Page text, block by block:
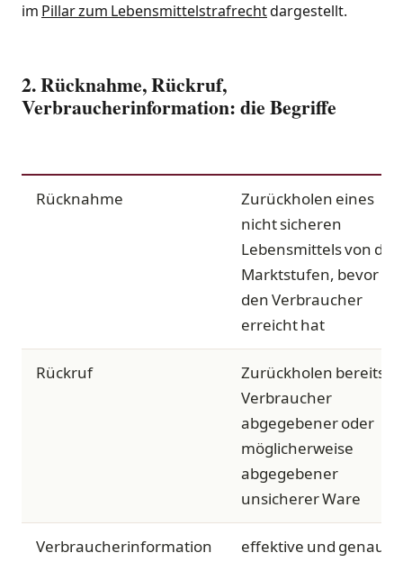
im Pillar zum Lebensmittelstrafrechtdargestellt.
2. Rücknahme, Rückruf,
Verbraucherinformation: die Begriffe
Rücknahme
Zurückholen eines
nicht sicheren
Lebensmittels von den
Marktstufen, bevor es
den Verbraucher
erreicht hat
Rückruf
Zurückholen bereits
Verbraucher
abgegebener oder
möglicherweise
abgegebener
unsicherer Ware
Verbraucherinformation
effektive und genaue